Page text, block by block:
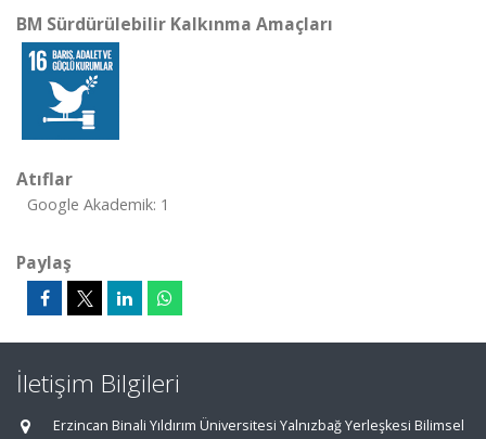
BM Sürdürülebilir Kalkınma Amaçları
Atıflar
Google Akademik: 1
Paylaş
İletişim Bilgileri
Erzincan Binali Yıldırım Üniversitesi Yalnızbağ Yerleşkesi Bilimsel